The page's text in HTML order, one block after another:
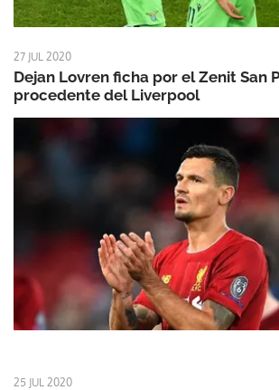
27 JUL 2020
Dejan Lovren ficha por el Zenit San
procedente del Liverpool
25 JUL 2020